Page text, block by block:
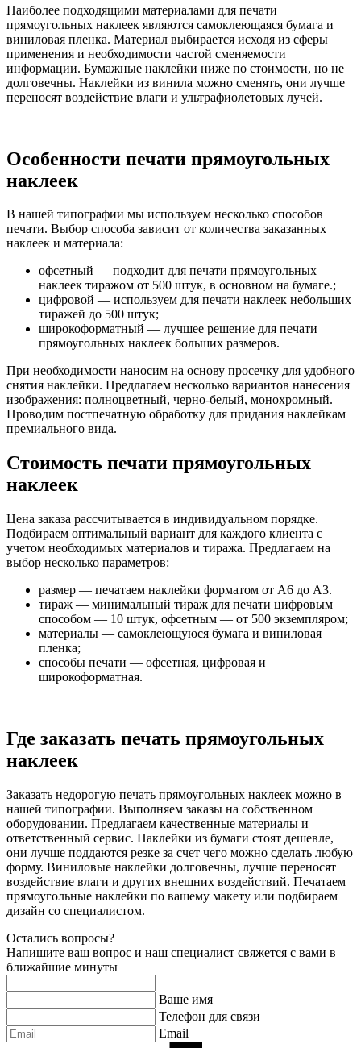
Наиболее подходящими материалами для печати
прямоугольных наклеек являются самоклеющаяся бумага и
виниловая пленка. Материал выбирается исходя из сферы
применения и необходимости частой сменяемости
информации. Бумажные наклейки ниже по стоимости, но не
долговечны. Наклейки из винила можно сменять, они лучше
переносят воздействие влаги и ультрафиолетовых лучей.
Особенности печати прямоугольных
наклеек
В нашей типографии мы используем несколько способов
печати. Выбор способа зависит от количества заказанных
наклеек и материала:
офсетный — подходит для печати прямоугольных
наклеек тиражом от 500 штук, в основном на бумаге.;
цифровой — используем для печати наклеек небольших
тиражей до 500 штук;
широкоформатный — лучшее решение для печати
прямоугольных наклеек больших размеров.
При необходимости наносим на основу просечку для удобного
снятия наклейки. Предлагаем несколько вариантов нанесения
изображения: полноцветный, черно-белый, монохромный.
Проводим постпечатную обработку для придания наклейкам
премиального вида.
Стоимость печати прямоугольных
наклеек
Цена заказа рассчитывается в индивидуальном порядке.
Подбираем оптимальный вариант для каждого клиента с
учетом необходимых материалов и тиража. Предлагаем на
выбор несколько параметров:
размер — печатаем наклейки форматом от А6 до А3.
тираж — минимальный тираж для печати цифровым
способом — 10 штук, офсетным — от 500 экземпляром;
материалы — самоклеющуюся бумага и виниловая
пленка;
способы печати — офсетная, цифровая и
широкоформатная.
Где заказать печать прямоугольных
наклеек
Заказать недорогую печать прямоугольных наклеек можно в
нашей типографии. Выполняем заказы на собственном
оборудовании. Предлагаем качественные материалы и
ответственный сервис. Наклейки из бумаги стоят дешевле,
они лучше поддаются резке за счет чего можно сделать любую
форму. Виниловые наклейки долговечны, лучше переносят
воздействие влаги и других внешних воздействий. Печатаем
прямоугольные наклейки по вашему макету или подбираем
дизайн со специалистом.
Остались вопросы?
Напишите ваш вопрос и наш специалист свяжется с вами в
ближайшие минуты
Ваше имя
Телефон для связи
Email